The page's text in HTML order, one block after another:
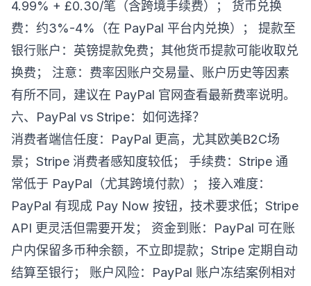
4.99% + £0.30/笔（含跨境手续费）； 货币兑换
费：约3%-4%（在 PayPal 平台内兑换）； 提款至
银行账户：英镑提款免费；其他货币提款可能收取兑
换费； 注意：费率因账户交易量、账户历史等因素
有所不同，建议在 PayPal 官网查看最新费率说明。
六、PayPal vs Stripe：如何选择？
消费者端信任度：PayPal 更高，尤其欧美B2C场
景；Stripe 消费者感知度较低； 手续费：Stripe 通
常低于 PayPal（尤其跨境付款）； 接入难度：
PayPal 有现成 Pay Now 按钮，技术要求低；Stripe
API 更灵活但需要开发； 资金到账：PayPal 可在账
户内保留多币种余额，不立即提款；Stripe 定期自动
结算至银行； 账户风险：PayPal 账户冻结案例相对